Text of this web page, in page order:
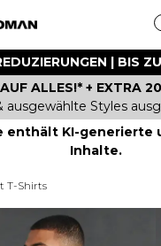
| BIS
ALLES!* + EXTRA
ausgewählte Styles
enthält KI-generierte
Inhalte.
T-Shirts